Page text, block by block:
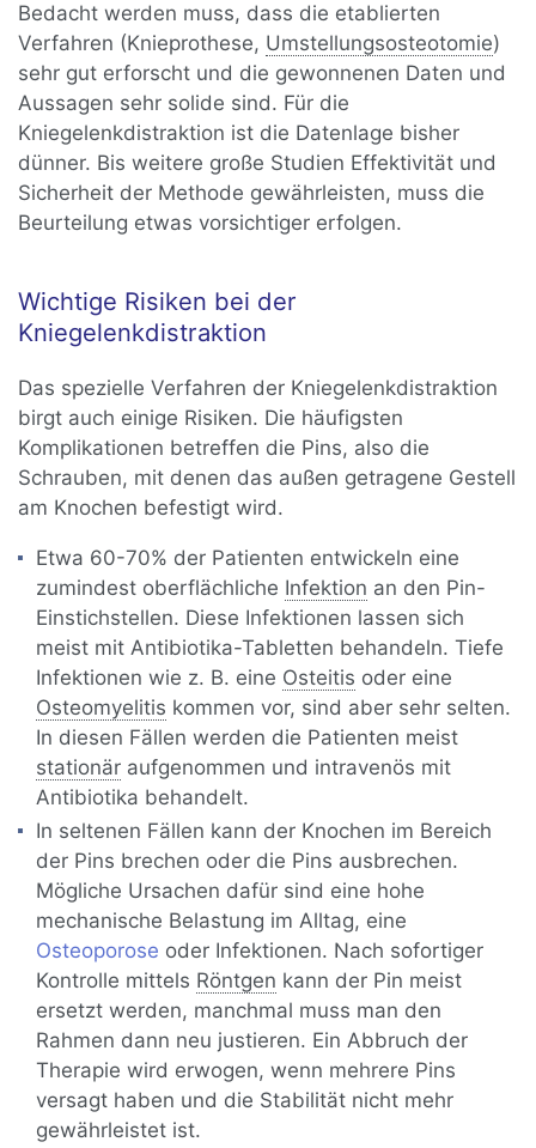
Bedacht werden muss, dass die etablierten
Verfahren (Knieprothese, Umstellungsosteotomie)
sehr gut erforscht und die gewonnenen Daten und
Aussagen sehr solide sind. Für die
Kniegelenkdistraktion ist die Datenlage bisher
dünner. Bis weitere große Studien Effektivität und
Sicherheit der Methode gewährleisten, muss die
Beurteilung etwas vorsichtiger erfolgen.
Wichtige Risiken bei der
Kniegelenkdistraktion
Das spezielle Verfahren der Kniegelenkdistraktion
birgt auch einige Risiken. Die häufigsten
Komplikationen betreffen die Pins, also die
Schrauben, mit denen das außen getragene Gestell
am Knochen befestigt wird.
Etwa 60-70% der Patienten entwickeln eine
zumindest oberflächliche Infektion an den Pin-
Einstichstellen. Diese Infektionen lassen sich
meist mit Antibiotika-Tabletten behandeln. Tiefe
Infektionen wie z. B. eine Osteitis oder eine
Osteomyelitis kommen vor, sind aber sehr selten.
In diesen Fällen werden die Patienten meist
stationär aufgenommen und intravenös mit
Antibiotika behandelt.
In seltenen Fällen kann der Knochen im Bereich
der Pins brechen oder die Pins ausbrechen.
Mögliche Ursachen dafür sind eine hohe
mechanische Belastung im Alltag, eine
Osteoporose oder Infektionen. Nach sofortiger
Kontrolle mittels Röntgen kann der Pin meist
ersetzt werden, manchmal muss man den
Rahmen dann neu justieren. Ein Abbruch der
Therapie wird erwogen, wenn mehrere Pins
versagt haben und die Stabilität nicht mehr
gewährleistet ist.